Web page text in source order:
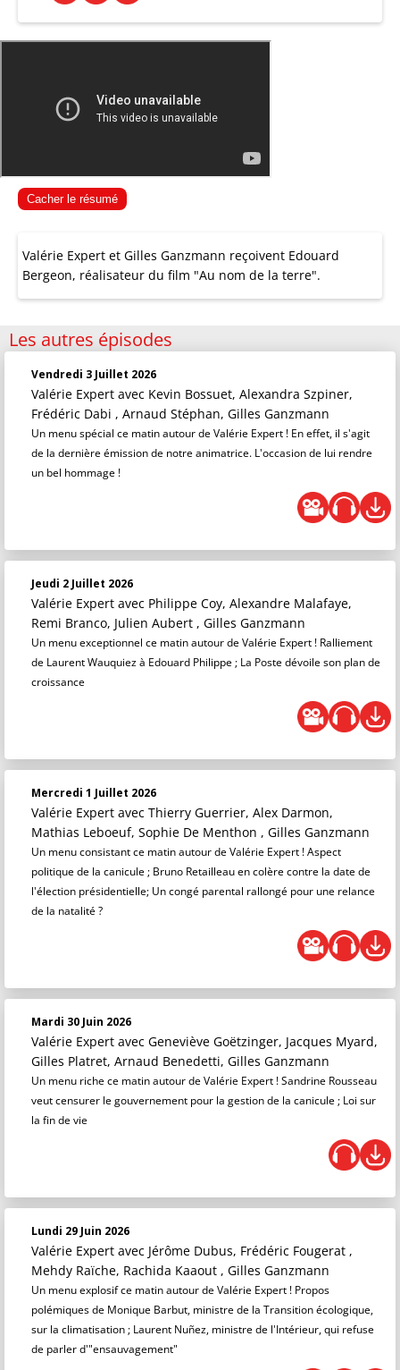
Cacher le résumé
Valérie Expert et Gilles Ganzmann reçoivent Edouard
Bergeon, réalisateur du film "Au nom de la terre".
Les autres épisodes
Vendredi 3 Juillet 2026
Valérie Expert avec Kevin Bossuet, Alexandra Szpiner,
Frédéric Dabi , Arnaud Stéphan, Gilles Ganzmann
Un menu spécial ce matin autour de Valérie Expert ! En effet, il s'agit
de la dernière émission de notre animatrice. L'occasion de lui rendre
un bel hommage !
Jeudi 2 Juillet 2026
Valérie Expert avec Philippe Coy, Alexandre Malafaye,
Remi Branco, Julien Aubert , Gilles Ganzmann
Un menu exceptionnel ce matin autour de Valérie Expert ! Ralliement
de Laurent Wauquiez à Edouard Philippe ; La Poste dévoile son plan de
croissance
Mercredi 1 Juillet 2026
Valérie Expert avec Thierry Guerrier, Alex Darmon,
Mathias Leboeuf, Sophie De Menthon , Gilles Ganzmann
Un menu consistant ce matin autour de Valérie Expert ! Aspect
politique de la canicule ; Bruno Retailleau en colère contre la date de
l'élection présidentielle; Un congé parental rallongé pour une relance
de la natalité ?
Mardi 30 Juin 2026
Valérie Expert avec Geneviève Goëtzinger, Jacques Myard,
Gilles Platret, Arnaud Benedetti, Gilles Ganzmann
Un menu riche ce matin autour de Valérie Expert ! Sandrine Rousseau
veut censurer le gouvernement pour la gestion de la canicule ; Loi sur
la fin de vie
Lundi 29 Juin 2026
Valérie Expert avec Jérôme Dubus, Frédéric Fougerat ,
Mehdy Raïche, Rachida Kaaout , Gilles Ganzmann
Un menu explosif ce matin autour de Valérie Expert ! Propos
polémiques de Monique Barbut, ministre de la Transition écologique,
sur la climatisation ; Laurent Nuñez, ministre de l'Intérieur, qui refuse
de parler d'"ensauvagement"